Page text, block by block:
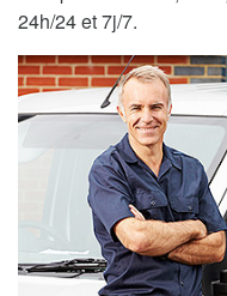
24h/24 et 7j/7.